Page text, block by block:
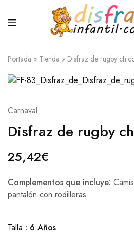
Portada » Tienda » Disfraz de rugby
Carnaval
Disfraz de rugby
25,42€
Complementos que incluye:
pantalón con rodilleras
Talla 6 Años